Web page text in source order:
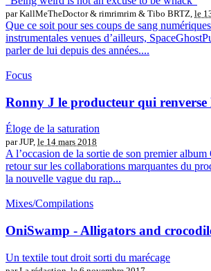
par KallMeTheDoctor & rimrimrim & Tibo BRTZ, le
Que ce soit pour ses coups de sang
instrumentales venues d’ailleurs,
parler de lui depuis des années....
Focus
Ronny J le producteur qui
Éloge de la saturation
par JUP, le 14 mars 2018
A l’occasion de la sortie de son premier
retour sur les collaborations marquantes du
la nouvelle vague du rap...
Mixes/Compilations
OniSwamp - Alligators and
Un textile tout droit sorti du marécage